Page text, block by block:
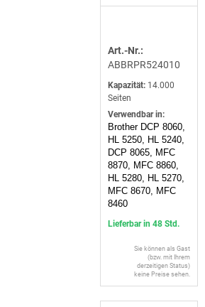
Art.-Nr.:
ABBRPR524010
Kapazität: 14.000
Seiten
Verwendbar in:
Brother DCP 8060,
HL 5250, HL 5240,
DCP 8065, MFC
8870, MFC 8860,
HL 5280, HL 5270,
MFC 8670, MFC
8460
Lieferbar in 48 Std.
Sie können als Gast
(bzw. mit Ihrem
derzeitigen Status)
keine Preise sehen.